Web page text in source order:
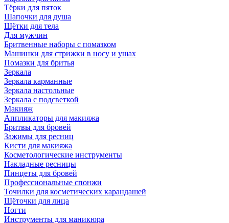
Тёрки для пяток
Шапочки для душа
Щётки для тела
Для мужчин
Бритвенные наборы с помазком
Машинки для стрижки в носу и ушах
Помазки для бритья
Зеркала
Зеркала карманные
Зеркала настольные
Зеркала с подсветкой
Макияж
Аппликаторы для макияжа
Бритвы для бровей
Зажимы для ресниц
Кисти для макияжа
Косметологические инструменты
Накладные ресницы
Пинцеты для бровей
Профессиональные спонжи
Точилки для косметических карандашей
Щёточки для лица
Ногти
Инструменты для маникюра